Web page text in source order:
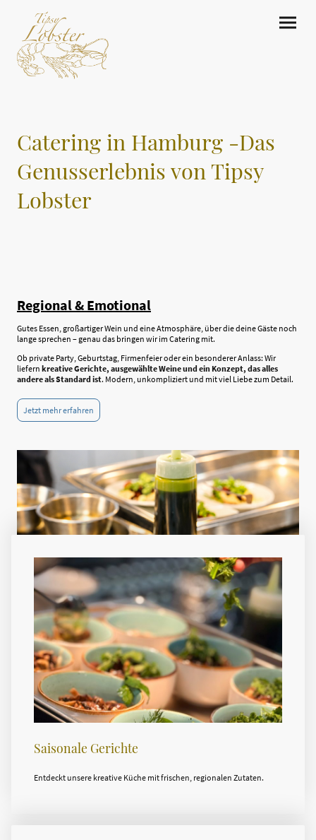
Catering in Hamburg -Das
Genusserlebnis von Tipsy
Lobster
Regional & Emotional
Gutes Essen, großartiger Wein und eine Atmosphäre, über die deine Gäste noch
lange sprechen – genau das bringen wir im Catering mit.
Ob private Party, Geburtstag, Firmenfeier oder ein besonderer Anlass: Wir
liefern kreative Gerichte, ausgewählte Weine und ein Konzept, das alles
andere als Standard ist. Modern, unkompliziert und mit viel Liebe zum Detail.
Jetzt mehr erfahren
Saisonale Gerichte
Entdeckt unsere kreative Küche mit frischen, regionalen Zutaten.